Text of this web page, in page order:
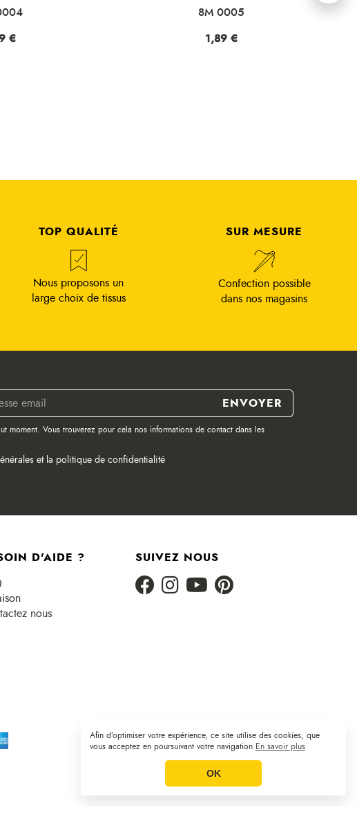
Afin d’optimiser votre expérience, ce site utilise des cookies, que
vous acceptez en poursuivant votre navigation En savoir plus
OK
€
8M 0005
Prix
1,89 €
TOP QUALITÉ
Nous proposons un
large choix de tissus
SUR MESURE
Confection possible
dans nos magasins
moment. Vous trouverez pour cela nos informations de contact dans les
et la politique de confidentialité
D'AIDE ?
nous
SUIVEZ NOUS
Plan du site | CGV | Mentions légales